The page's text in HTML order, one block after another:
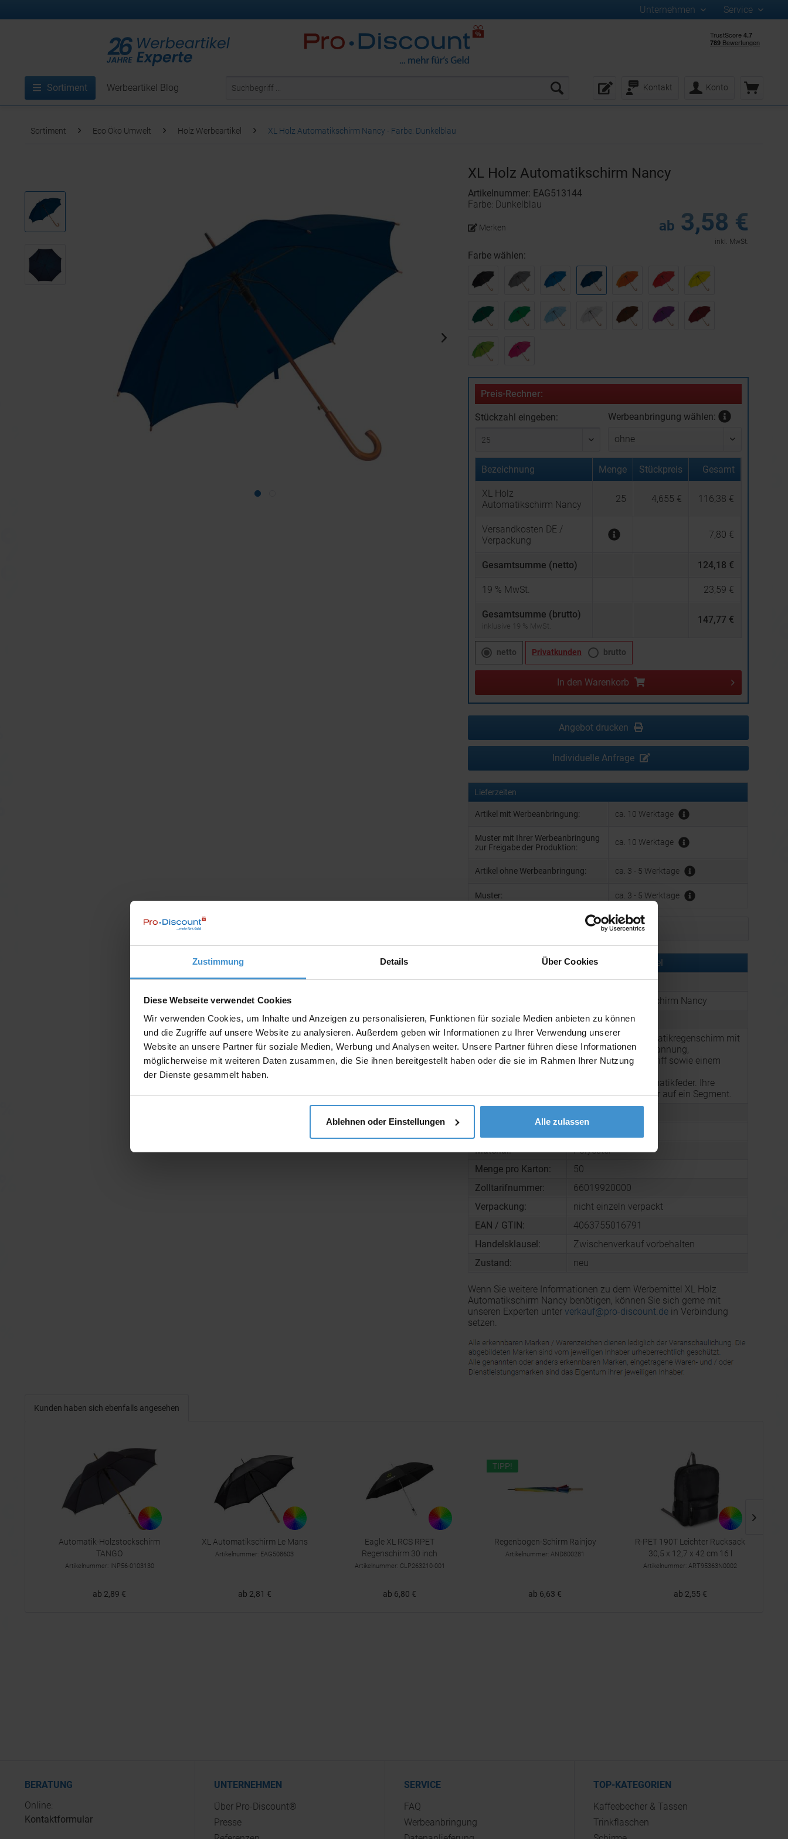
Zustimmung Details Über Cookies
Diese Webseite verwendet Cookies
Wir verwenden Cookies, um Inhalte und Anzeigen zu personalisieren, Funktionen für soziale Medien anbieten zu können
und die Zugriffe auf unsere Website zu analysieren. Außerdem geben wir Informationen zu Ihrer Verwendung unserer
Website an unsere Partner für soziale Medien, Werbung und Analysen weiter. Unsere Partner führen diese Informationen
möglicherweise mit weiteren Daten zusammen, die Sie ihnen bereitgestellt haben oder die sie im Rahmen Ihrer Nutzung
der Dienste gesammelt haben.
Ablehnen oder Einstellungen Alle zulassen
Unternehmen Service
Kontakt Konto
Sortiment Werbeartikel Blog
Sortiment Eco Öko Umwelt Holz Werbeartikel XL Holz Automatikschirm Nancy - Farbe: Dunkelblau
XL Holz Automatikschirm Nancy
Artikelnummer: EAG513144
Farbe: Dunkelblau
ab 3,58 €
inkl. MwSt.
Merken
Farbe wählen:
Preis-Rechner:
Stückzahl eingeben: Werbeanbringung wählen:
Bezeichnung Menge Stückpreis Gesamt
XL Holz
Automatikschirm Nancy
25 4,655 € 116,38 €
Versandkosten DE /
Verpackung
7,80 €
Gesamtsumme (netto) 124,18 €
19 % MwSt. 23,59 €
Gesamtsumme (brutto)
inklusive 19 % MwSt.
147,77 €
netto Privatkunden brutto
In den Warenkorb
Angebot drucken
Individuelle Anfrage
Lieferzeiten
Artikel mit Werbeanbringung: ca. 10 Werktage
Muster mit Ihrer Werbeanbringung
zur Freigabe der Produktion:
ca. 10 Werktage
Artikel ohne Werbeanbringung: ca. 3 - 5 Werktage
Muster: ca. 3 - 5 Werktage
Muster bestellen
Produktinformationen zu diesem Werbeartikel
Artikelnummer:
EAG513144
XL Holz Automatikschirm Nancy
Ausführung:
Farbe: Dunkelblau
Beschreibung:
Der Klassiker, Automatikregenschirm mit
190T Polyesterbespannung,
Echtholzschaft u. -griff sowie einem
Hochleistungsautomatikfeder. Ihre
Werbung drucken wir auf ein Segment.
Material:
Polyester
Menge pro Karton:
50
Zolltarifnummer:
66019920000
Verpackung:
nicht einzeln verpackt
EAN / GTIN:
4063755016791
Handelsklausel:
Zwischenverkauf vorbehalten
Zustand:
neu
Wenn Sie weitere Informationen zu dem Werbemittel XL Holz
Automatikschirm Nancy benötigen, können Sie sich gerne mit
unseren Experten unter verkauf@pro-discount.dein Verbindung
setzen.
Kunden haben sich ebenfalls angesehen
Automatik-Holzstockschirm
TANGO
Artikelnummer: INP56-0103130
ab 2,89 €
XL Automatikschirm Le Mans
Artikelnummer: EAG508603
ab 2,81 €
Eagle XL RCS RPET
Regenschirm 30 inch
Artikelnummer: CLP263210-001
ab 6,80 €
TIPP!
Regenbogen-Schirm Rainjoy
Artikelnummer: AND800281
ab 6,63 €
R-PET 190T Leichter Rucksack
30,5 x 12,7 x 42 cm 16 l
Artikelnummer: ART95363N0002
ab 2,55 €
BERATUNG
Online:
Kontaktformular
UNTERNEHMEN
Über Pro-Discount®
Presse
SERVICE
FAQ
Werbeanbringung
TOP-KATEGORIEN
Kaffeebecher & Tassen
Trinkflaschen